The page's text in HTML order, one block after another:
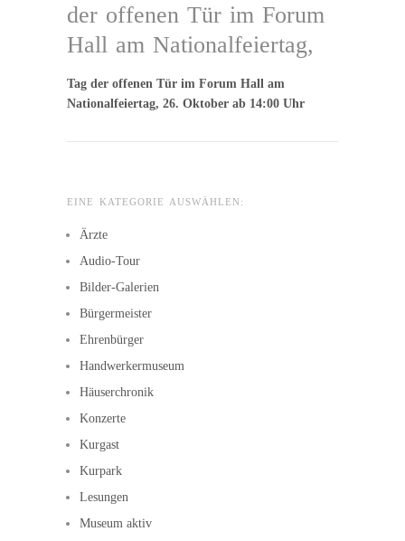
der offenen Tür im Forum
Hall am Nationalfeiertag,
Tag der offenen Tür im Forum Hall am
Nationalfeiertag, 26. Oktober ab 14:00 Uhr
EINE KATEGORIE AUSWÄHLEN:
Ärzte
Audio-Tour
Bilder-Galerien
Bürgermeister
Ehrenbürger
Handwerkermuseum
Häuserchronik
Konzerte
Kurgast
Kurpark
Lesungen
Museum aktiv